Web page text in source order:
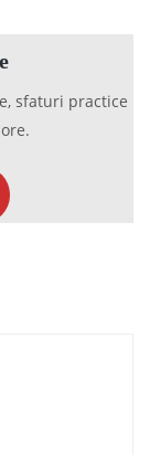
sfaturi practice